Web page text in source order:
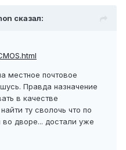
сказал:
местное почтовое
Правда назначение
в качестве
ту сволочь что по
во дворе... достали уже